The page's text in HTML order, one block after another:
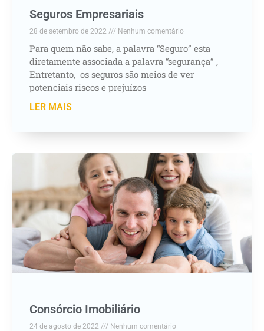
Seguros Empresariais
28 de setembro de 2022 Nenhum comentário
Para quem não sabe, a palavra “Seguro” esta
diretamente associada a palavra “segurança” ,
Entretanto, os seguros são meios de ver
potenciais riscos e prejuízos
LER MAIS
Consórcio Imobiliário
24 de agosto de 2022 Nenhum comentário